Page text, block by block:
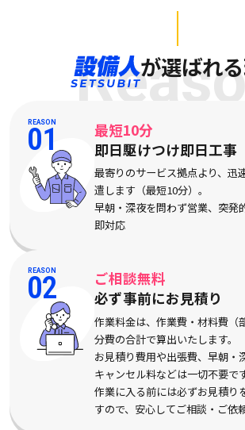
が選ばれ
REASON
01
最短10分
即日駆けつけ即日工事
最寄りのサービス拠点より、迅
遣します（最短10分）。
早朝・深夜を問わず営業、突発
即対応
REASON
02
ご相談無料
必ず事前にお見積り
作業料金は、作業費・材料費（
分費の合計で算出いたします。
お見積り費用や出張費、早朝・
キャンセル料などは一切不要です
作業に入る前には必ずお見積り
すので、安心してご相談・ご依